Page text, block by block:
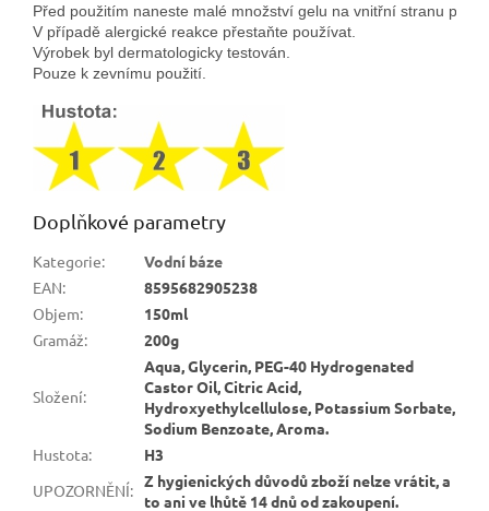
Před použitím naneste malé množství gelu na vnitřní stranu
V případě alergické reakce přestaňte používat.
Výrobek byl dermatologicky testován.
Pouze k zevnímu použití.
Doplňkové parametry
Kategorie:
Vodní báze
EAN:
8595682905238
Objem:
150ml
Gramáž: 200g
Složení:
Aqua, Glycerin, PEG-40 Hydrogenated
Castor Oil, Citric Acid,
Hydroxyethylcellulose, Potassium Sorbate,
Sodium Benzoate, Aroma.
Hustota:
H3
UPOZORNĚNÍ: Z hygienických důvodů zboží nelze vrátit, a
to ani ve lhůtě 14 dnů od zakoupení.